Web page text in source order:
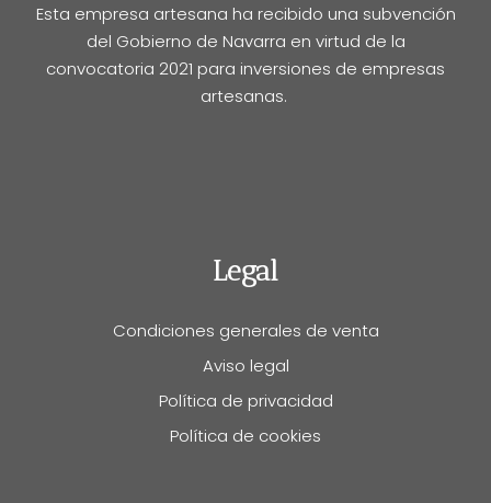
Esta empresa artesana ha recibido una subvención
del Gobierno de Navarra en virtud de la
convocatoria 2021 para inversiones de empresas
artesanas.
Legal
Condiciones generales de venta
Aviso legal
Política de privacidad
Política de cookies